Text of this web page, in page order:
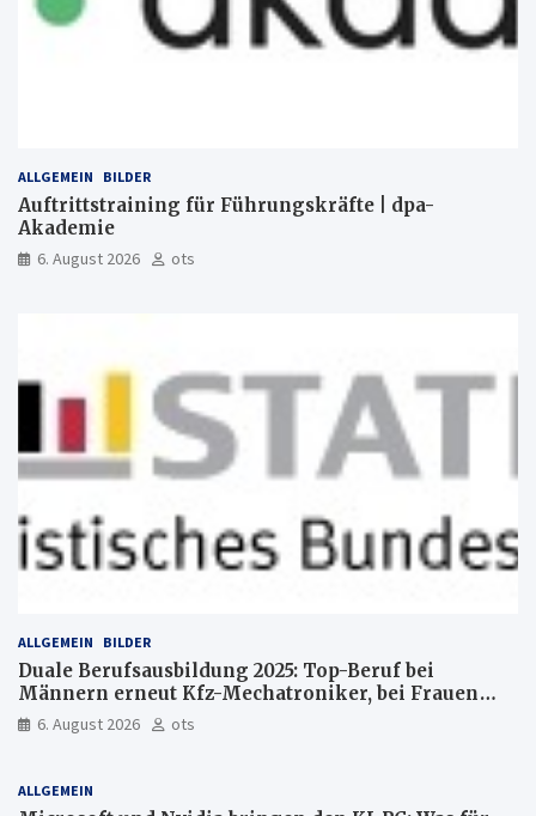
ALLGEMEIN BILDER
Auftrittstraining für Führungskräfte | dpa-
Akademie
6. August 2026 ots
ALLGEMEIN BILDER
Duale Berufsausbildung 2025: Top-Beruf bei
Männern erneut Kfz-Mechatroniker, bei Frauen
medizinische Fachangestellte
6. August 2026 ots
ALLGEMEIN